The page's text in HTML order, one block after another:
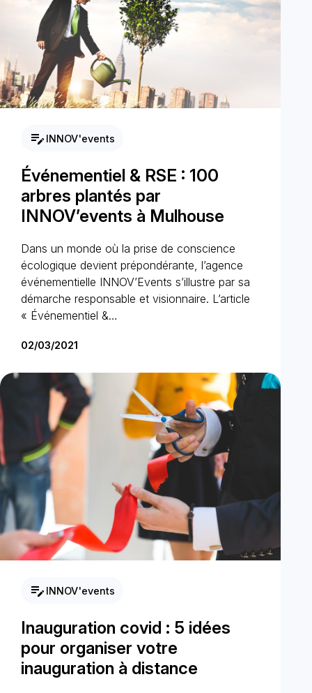
edit_note INNOV'events
Événementiel & RSE : 100
arbres plantés par
INNOV’events à Mulhouse
Dans un monde où la prise de conscience
écologique devient prépondérante, l’agence
événementielle INNOV’Events s’illustre par sa
démarche responsable et visionnaire. L’article
« Événementiel &…
02/03/2021
edit_note INNOV'events
Inauguration covid : 5 idées
pour organiser votre
inauguration à distance